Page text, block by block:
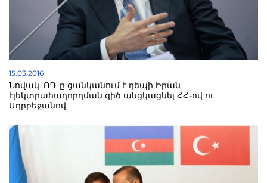
15.03.2016
Նովակ. ՌԴ-ը ցանկանում է դեպի Իրան
էլեկտրահաղորդման գիծ անցկացնել ՀՀ-ով ու
Ադրբեջանով